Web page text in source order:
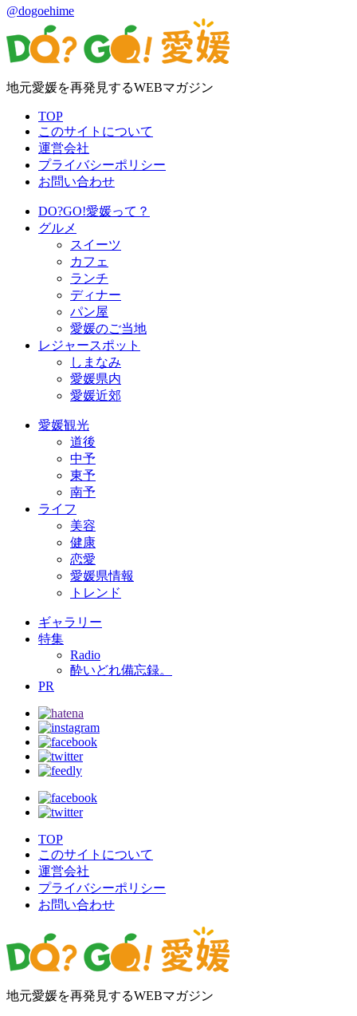
@dogoehime
地元愛媛を再発見するWEBマガジン
TOP
このサイトについて
運営会社
プライバシーポリシー
お問い合わせ
DO?GO!愛媛って？
グルメ
スイーツ
カフェ
ランチ
ディナー
パン屋
愛媛のご当地
レジャースポット
しまなみ
愛媛県内
愛媛近郊
愛媛観光
道後
中予
東予
南予
ライフ
美容
健康
恋愛
愛媛県情報
トレンド
ギャラリー
特集
Radio
酔いどれ備忘録。
PR
TOP
このサイトについて
運営会社
プライバシーポリシー
お問い合わせ
地元愛媛を再発見するWEBマガジン